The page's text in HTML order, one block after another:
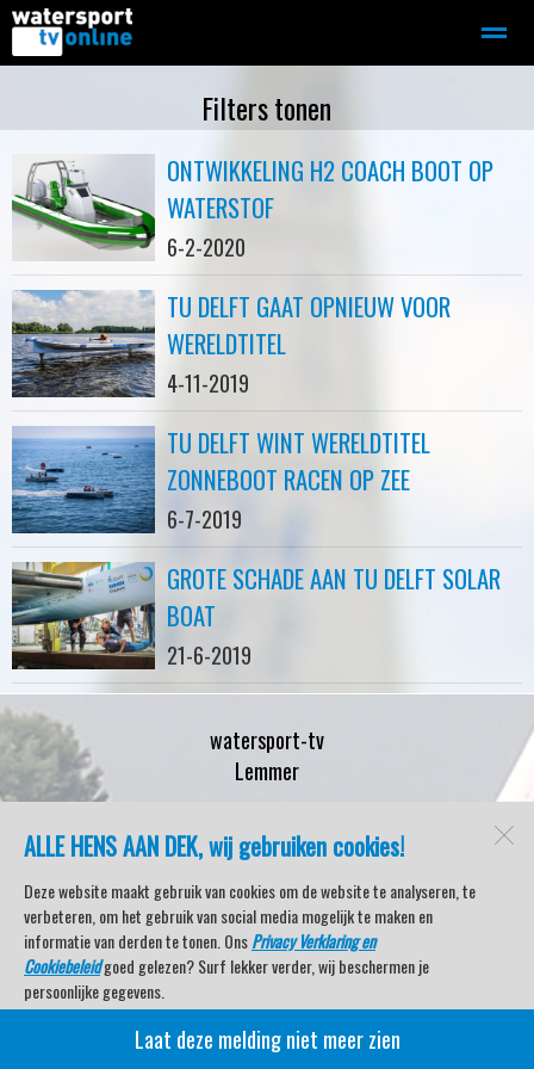
Motorboot-sloep Adverteren
Home
ALLE HENS AAN DEK, wij gebruiken cookies!
Deze website maakt gebruik van cookies om de website te analyseren, te
verbeteren, om het gebruik van social media mogelijk te maken en
informatie van derden te tonen. OnsPrivacy Verklaring en
Cookiebeleidgoed gelezen? Surf lekker verder, wij beschermen je
persoonlijke gegevens.
Veel kijkplezier met Watersport TV Beleving & Nieuws!
Laat deze melding niet meer zien
Filters tonen
ONTWIKKELING H2 COACH BOOT OP
WATERSTOF
6-2-2020
TU DELFT GAAT OPNIEUW VOOR
WERELDTITEL
4-11-2019
TU DELFT WINT WERELDTITEL
ZONNEBOOT RACEN OP ZEE
6-7-2019
GROTE SCHADE AAN TU DELFT SOLAR
BOAT
21-6-2019
watersport-tv
Lemmer
Open desktopversie
SdH Vormgeving |Ziber DS4